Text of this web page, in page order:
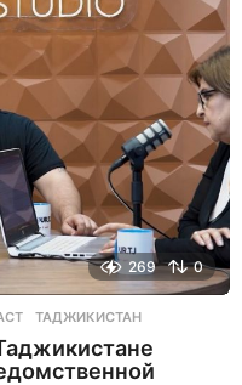
269 0
,ТАДЖИКИСТАН